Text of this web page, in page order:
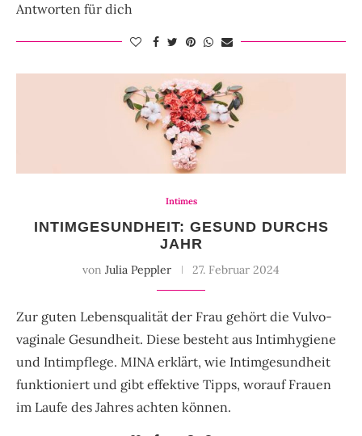
Antworten für dich
Intimes
INTIMGESUNDHEIT: GESUND DURCHS
JAHR
von Julia Peppler 27. Februar 2024
Zur guten Lebensqualität der Frau gehört die Vulvo-
vaginale Gesundheit. Diese besteht aus Intimhygiene
und Intimpflege. MINA erklärt, wie Intimgesundheit
funktioniert und gibt effektive Tipps, worauf Frauen
im Laufe des Jahres achten können.